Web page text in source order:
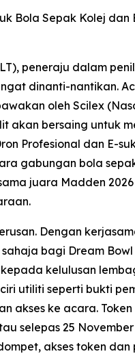
Bola Sepak Kolej dan
peneraju dalam
dinanti-nantikan.
oleh Scilex
akan bersaing untuk
Profesional dan E-
gabungan bola
juara Madden
Dengan
bagi Dream Bowl
kelulusan
utiliti seperti bukti
akses ke acara.
selepas 25
akses token